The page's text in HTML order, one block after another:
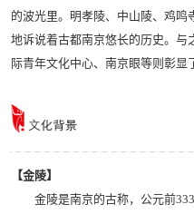
的波光里。明孝陵、中山陵、鸡
地诉说着古都南京悠长的历史。与
际青年文化中心、南京眼等则彰显
【金陵】
金陵是南京的古称，公元前333